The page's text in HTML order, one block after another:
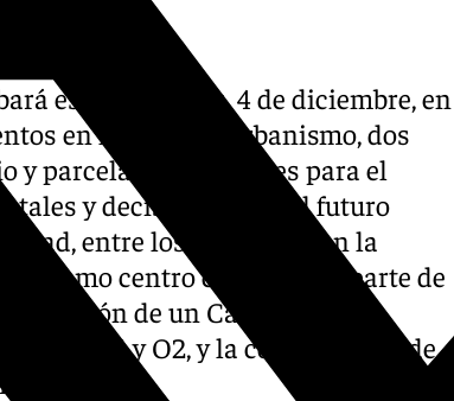
este miércoles, 4 de diciembre, en
en la sede de Urbanismo, dos
y parcelas municipales para el
y decisivos» para el futuro
entre los que destacan la
como centro cultural por parte de
de un Campus
O1 y O2, y la construcción de
del Cubo.